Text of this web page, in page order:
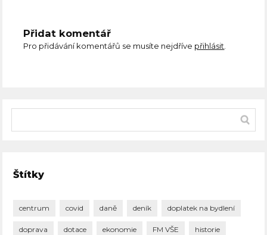
Přidat komentář
Pro přidávání komentářů se musíte nejdříve přihlásit.
Štítky
centrum covid daně deník doplatek na bydlení
doprava dotace ekonomie FM VŠE historie